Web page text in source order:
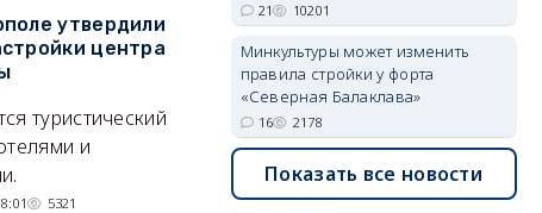
утвердили
центра
туристический
и
5321
На диких пляжах
Севастополя появились
инспекторы
Могут ли оштрафовать за отдых
на необорудованном пляже?
31/07/2026 10:24 5936
21 10201
Минкультуры может изменить
правила стройки у форта
«Северная Балаклава»
16 2178
Показать все новости